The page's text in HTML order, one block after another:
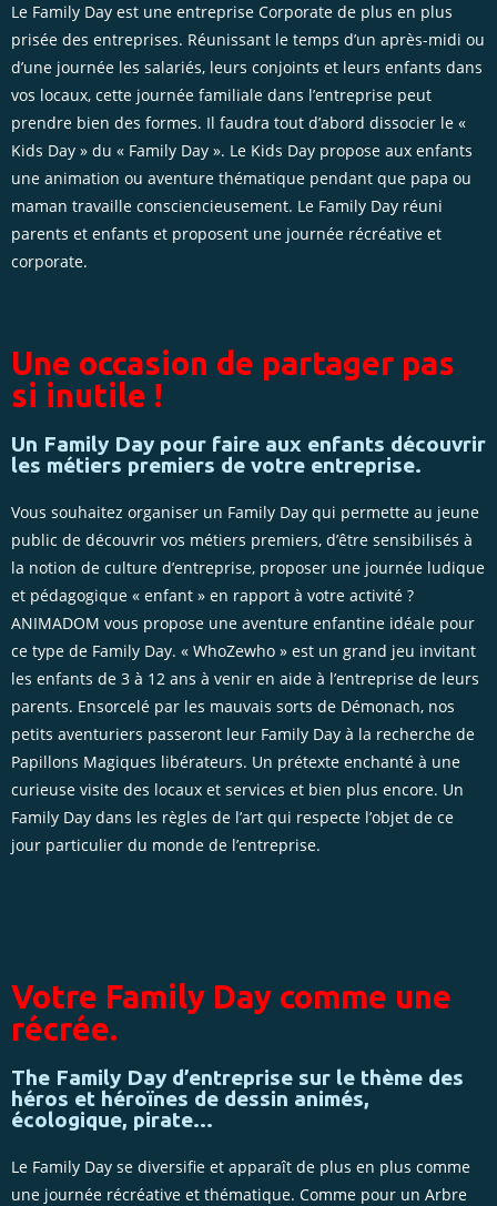
Le Family Day est une entreprise Corporate de plus en plus
prisée des entreprises. Réunissant le temps d’un après-midi ou
d’une journée les salariés, leurs conjoints et leurs enfants dans
vos locaux, cette journée familiale dans l’entreprise peut
prendre bien des formes. Il faudra tout d’abord dissocier le «
Kids Day » du « Family Day ». Le Kids Day propose aux enfants
une animation ou aventure thématique pendant que papa ou
maman travaille consciencieusement. Le Family Day réuni
parents et enfants et proposent une journée récréative et
corporate.
Une occasion de partager pas
si inutile !
Un Family Day pour faire aux enfants découvrir
les métiers premiers de votre entreprise.
Vous souhaitez organiser un Family Day qui permette au jeune
public de découvrir vos métiers premiers, d’être sensibilisés à
la notion de culture d’entreprise, proposer une journée ludique
et pédagogique « enfant » en rapport à votre activité ?
ANIMADOM vous propose une aventure enfantine idéale pour
ce type de Family Day. « WhoZewho » est un grand jeu invitant
les enfants de 3 à 12 ans à venir en aide à l’entreprise de leurs
parents. Ensorcelé par les mauvais sorts de Démonach, nos
petits aventuriers passeront leur Family Day à la recherche de
Papillons Magiques libérateurs. Un prétexte enchanté à une
curieuse visite des locaux et services et bien plus encore. Un
Family Day dans les règles de l’art qui respecte l’objet de ce
jour particulier du monde de l’entreprise.
Votre Family Day comme une
récrée.
The Family Day d’entreprise sur le thème des
héros et héroïnes de dessin animés,
écologique, pirate…
Le Family Day se diversifie et apparaît de plus en plus comme
une journée récréative et thématique. Comme pour un Arbre